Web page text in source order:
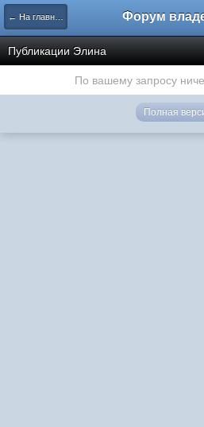
← На главную
Публикации Элина
По вашему запросу
Полная